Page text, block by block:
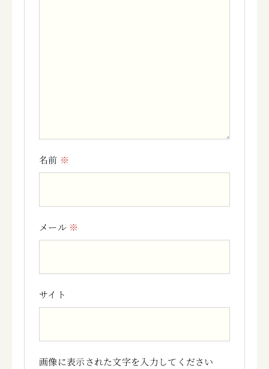
名前 ※
メール ※
サイト
画像に表示された文字を入力してください